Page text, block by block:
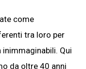
come
tra loro per
Qui
da oltre 40 anni